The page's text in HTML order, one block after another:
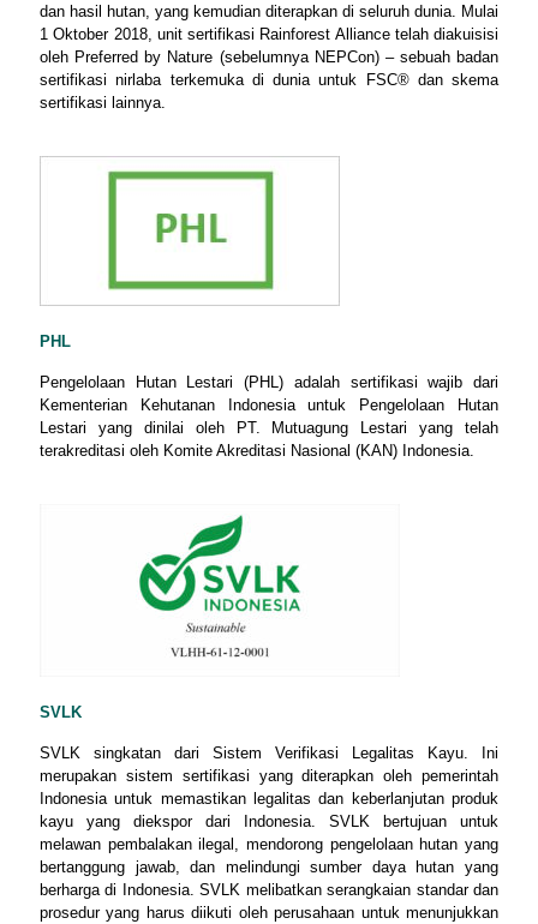
dan hasil hutan, yang kemudian diterapkan di seluruh dunia. Mulai
1 Oktober 2018, unit sertifikasi Rainforest Alliance telah diakuisisi
oleh Preferred by Nature (sebelumnya NEPCon) – sebuah badan
sertifikasi nirlaba terkemuka di dunia untuk FSC® dan skema
sertifikasi lainnya.
PHL
Pengelolaan Hutan Lestari (PHL) adalah sertifikasi wajib dari
Kementerian Kehutanan Indonesia untuk Pengelolaan Hutan
Lestari yang dinilai oleh PT. Mutuagung Lestari yang telah
terakreditasi oleh Komite Akreditasi Nasional (KAN) Indonesia.
SVLK
SVLK singkatan dari Sistem Verifikasi Legalitas Kayu. Ini
merupakan sistem sertifikasi yang diterapkan oleh pemerintah
Indonesia untuk memastikan legalitas dan keberlanjutan produk
kayu yang diekspor dari Indonesia. SVLK bertujuan untuk
melawan pembalakan ilegal, mendorong pengelolaan hutan yang
bertanggung jawab, dan melindungi sumber daya hutan yang
berharga di Indonesia. SVLK melibatkan serangkaian standar dan
prosedur yang harus diikuti oleh perusahaan untuk menunjukkan